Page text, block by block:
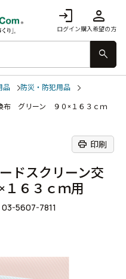
login
ログイン
person
購入希望の方
search
品
防災・防犯用品
布 グリーン ９０×１６３ｃｍ
print 印刷
ドスクリーン交
６３ｃｍ用
03-5607-7811